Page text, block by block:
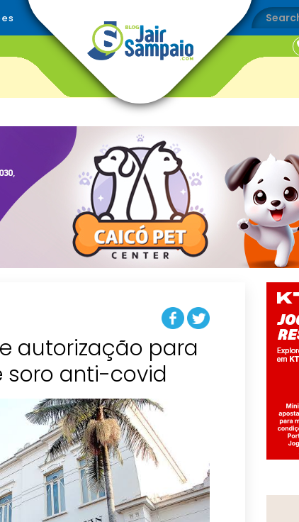
autorização para
soro anti-covid